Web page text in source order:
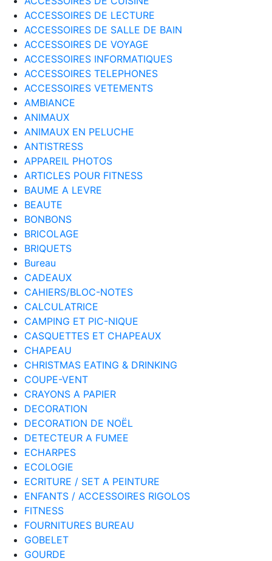
ACCESSOIRES DE LECTURE
ACCESSOIRES DE SALLE DE BAIN
ACCESSOIRES DE VOYAGE
ACCESSOIRES INFORMATIQUES
ACCESSOIRES TELEPHONES
ACCESSOIRES VETEMENTS
AMBIANCE
ANIMAUX
ANIMAUX EN PELUCHE
ANTISTRESS
APPAREIL PHOTOS
ARTICLES POUR FITNESS
BAUME A LEVRE
BEAUTE
BONBONS
BRICOLAGE
BRIQUETS
Bureau
CADEAUX
CAHIERS/BLOC-NOTES
CALCULATRICE
CAMPING ET PIC-NIQUE
CASQUETTES ET CHAPEAUX
CHAPEAU
CHRISTMAS EATING & DRINKING
COUPE-VENT
CRAYONS A PAPIER
DECORATION
DECORATION DE NOËL
DETECTEUR A FUMEE
ECHARPES
ECOLOGIE
ECRITURE / SET A PEINTURE
ENFANTS / ACCESSOIRES RIGOLOS
FITNESS
FOURNITURES BUREAU
GOBELET
GOURDE